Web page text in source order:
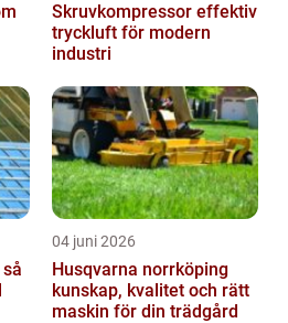
Skruvkompressor effektiv
tryckluft för modern
industri
04 juni 2026
Husqvarna norrköping
kunskap, kvalitet och rätt
maskin för din trädgård